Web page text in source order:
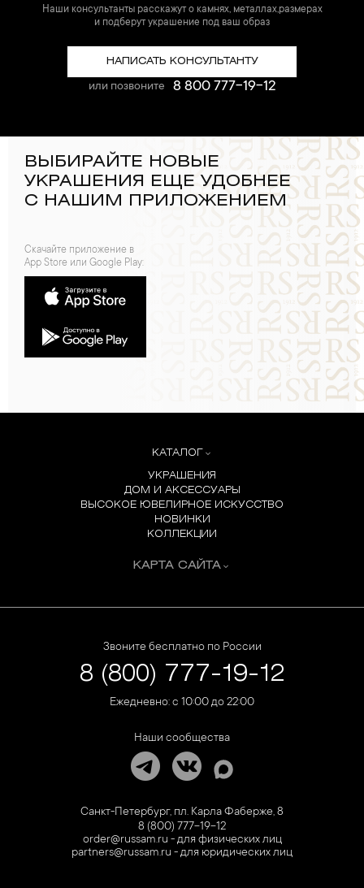
Наши консультанты расскажут о камнях, металлах,размерах
и подберут украшение под ваш образ
НАПИСАТЬ КОНСУЛЬТАНТУ
или позвоните 8 800 777-19-12
ВЫБИРАЙТЕ НОВЫЕ
УКРАШЕНИЯ ЕЩЕ УДОБНЕЕ
С НАШИМ ПРИЛОЖЕНИЕМ
Скачайте приложение в
App Store или Google Play:
КАТАЛОГ
УКРАШЕНИЯ
ДОМ И АКСЕССУАРЫ
ВЫСОКОЕ ЮВЕЛИРНОЕ ИСКУССТВО
НОВИНКИ
КОЛЛЕКЦИИ
КАРТА САЙТА
Звоните бесплатно по России
8 (800) 777-19-12
Ежедневно: с 10:00 до 22:00
Наши сообщества
Санкт-Петербург, пл. Карла Фаберже, 8
8 (800) 777-19-12
order@russam.ru - для физических лиц
partners@russam.ru - для юридических лиц